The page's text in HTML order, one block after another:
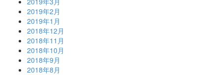
2019年2月
2019年1月
2018年12月
2018年11月
2018年10月
2018年9月
2018年8月